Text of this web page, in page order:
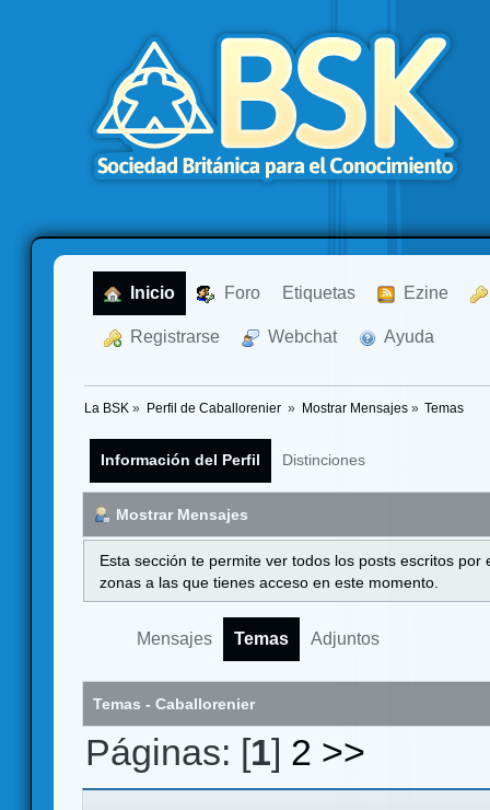
Inicio Foro Etiquetas Ezine
Registrarse Webchat Ayuda
La BSK » Perfil de Caballorenier » Mostrar Mensajes» Temas
Información del Perfil Distinciones
Mostrar Mensajes
Esta sección te permite ver todos los posts escritos
zonas a las que tienes acceso en este momento.
Mensajes Temas Adjuntos
Temas - Caballorenier
Páginas: [1] 2 >>